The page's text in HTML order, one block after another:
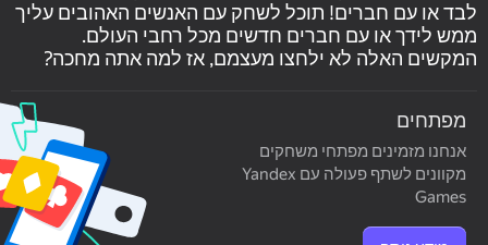
לבד או עם חברים! תוכל לשחק עם האנשים האהובים עליך
ממש לידך או עם חברים חדשים מכל רחבי העולם.
המקשים האלה לא ילחצו מעצמם, אז למה אתה מחכה?
מפתחים
אנחנו מזמינים מפתחי משחקים
מקוונים לשתף פעולה עם Yandex
Games